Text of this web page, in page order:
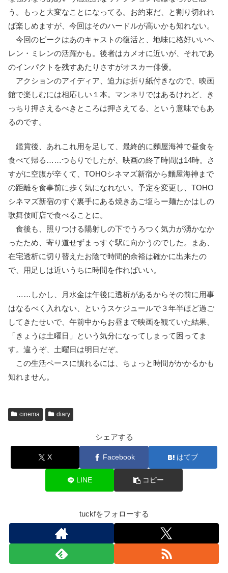
う。もっと大変なことになってる。お約束だ、と割り切れれ
ば楽しめますが、今回はそのハードルが高いかも知れない。
今回のピークはあのキャストの復活と、地味に格好いいヘ
レン・ミレンの活躍かも。後者はカメオに近いが、それであ
のインパクトを残すあたりさすがオスカー俳優。
アクションのアイディア、迫力は折り紙付きなので、映画
館で楽しむには相応しい１本。マンネリではあるけれど、き
っちり押さえるべきところは押さえてる、という意味でもあ
るのです。
鑑賞後、あれこれ用を足して、最終的に麵屋海神で昼食を
食べて帰る……つもりでしたが、映画の終了時間は14時。さ
すがに空腹が辛くて、TOHOシネマズ新宿から麵屋海神まで
の距離を食事前に歩く気になれない。予定を変更し、TOHO
シネマズ新宿のすぐ裏手にある焼きあご塩らー麺たかはしの
歌舞伎町店で食べることに。
食後も、照りつける陽射しの下でうろつく気力が湧かなか
ったため、寄り道せずまっすぐ駅に向かうのでした。まあ、
在宅透析に切り替えたお陰で時間的余裕は確かに出来たの
で、用足しは近いうちに時間を作ればいい。
……しかし、月水金は午後に透析があるからその前に用事
はなるべく入れない、というスケジュールで３年半ほど過ご
してきたせいで、午前中からお昼まで映画を観ていた結果、
「きょうは土曜日」という気分になってしまって困ってま
す。違うぞ、土曜日は明日だぞ。
この生活ペースに慣れるには、ちょっと時間がかかるかも
知れません。
cinema diary
シェアする
X Facebook はてブ
LINE コピー
tuckfをフォローする